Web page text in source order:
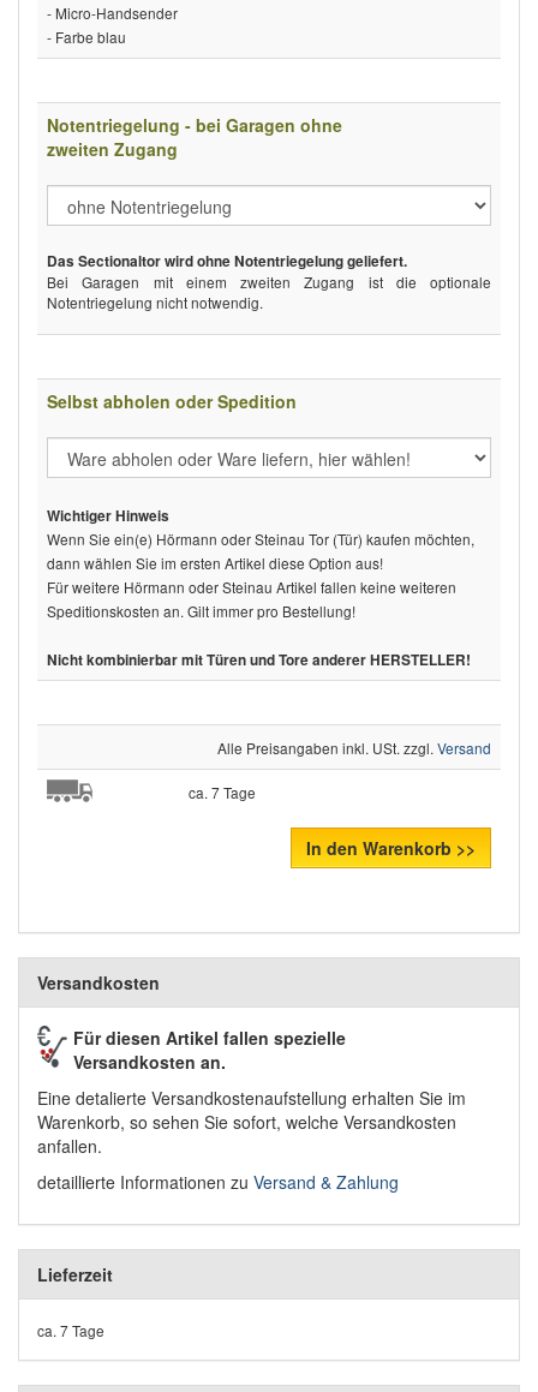
- Micro-Handsender
- Farbe blau
Notentriegelung - bei Garagen ohne
zweiten Zugang
Das Sectionaltor wird ohne Notentriegelung geliefert.
Bei Garagen mit einem zweiten Zugang ist die optionale
Notentriegelung nicht notwendig.
Selbst abholen oder Spedition
Wichtiger Hinweis
Wenn Sie ein(e) Hörmann oder Steinau Tor (Tür) kaufen möchten,
dann wählen Sie im ersten Artikel diese Option aus!
Für weitere Hörmann oder Steinau Artikel fallen keine weiteren
Speditionskosten an. Gilt immer pro Bestellung!
Nicht kombinierbar mit Türen und Tore anderer HERSTELLER!
Alle Preisangaben inkl. USt. zzgl. Versand
ca. 7 Tage
In den Warenkorb >>
Versandkosten
Für diesen Artikel fallen spezielle
Versandkosten an.
Eine detalierte Versandkostenaufstellung erhalten Sie im
Warenkorb, so sehen Sie sofort, welche Versandkosten
anfallen.
detaillierte Informationen zu Versand & Zahlung
Lieferzeit
ca. 7 Tage